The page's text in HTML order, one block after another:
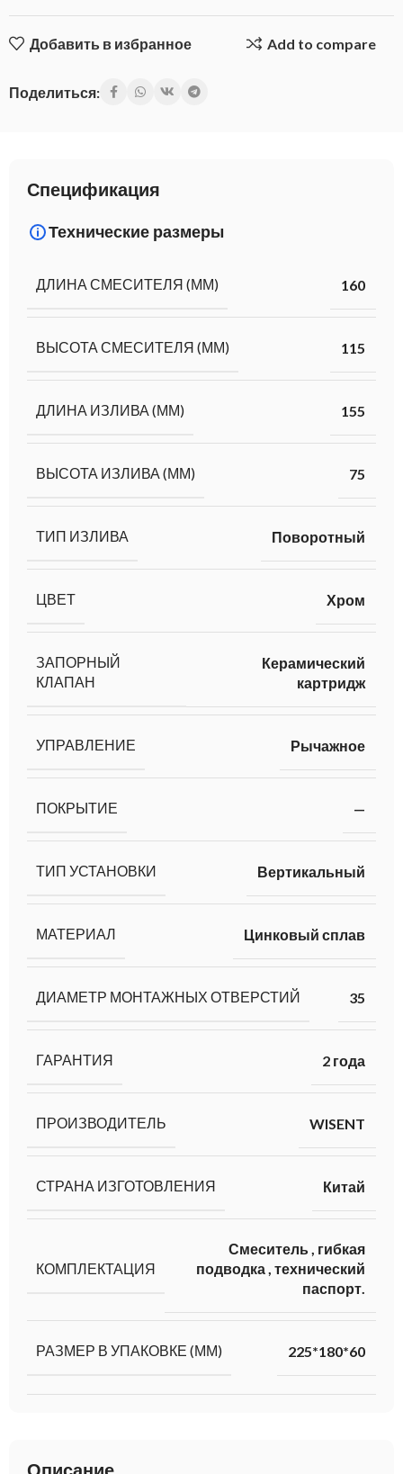
Добавить в избранное Add to compare
Поделиться:
Спецификация
Технические размеры
ДЛИНА СМЕСИТЕЛЯ (ММ) 160
ВЫСОТА СМЕСИТЕЛЯ (ММ) 115
ДЛИНА ИЗЛИВА (ММ) 155
ВЫСОТА ИЗЛИВА (ММ) 75
ТИП ИЗЛИВА Поворотный
ЦВЕТ Хром
ЗАПОРНЫЙ
КЛАПАН
Керамический
картридж
УПРАВЛЕНИЕ Рычажное
ПОКРЫТИЕ —
ТИП УСТАНОВКИ Вертикальный
МАТЕРИАЛ Цинковый сплав
ДИАМЕТР МОНТАЖНЫХ ОТВЕРСТИЙ 35
ГАРАНТИЯ 2 года
ПРОИЗВОДИТЕЛЬ WISENT
СТРАНА ИЗГОТОВЛЕНИЯ Китай
КОМПЛЕКТАЦИЯ
Смеситель, гибкая
подводка, технический
паспорт.
РАЗМЕР В УПАКОВКЕ (ММ) 225*180*60